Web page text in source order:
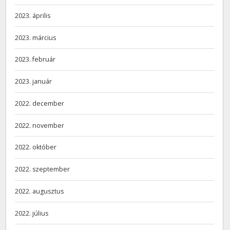
2023. április
2023. március
2023. február
2023. január
2022. december
2022. november
2022. október
2022. szeptember
2022. augusztus
2022. július